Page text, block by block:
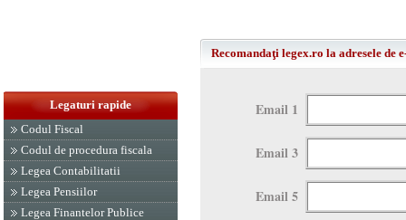
Legaturi rapide
Codul Fiscal
Codul de procedura fiscala
Legea Contabilitatii
Legea Pensiilor
Legea Finantelor Publice
Recomandaţi legex.ro la adresele de
Email 1
Email 3
Email 5